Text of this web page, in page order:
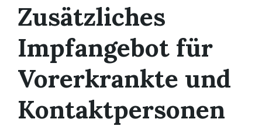
Zusätzliches
Impfangebot für
Vorerkrankte und
Kontaktpersonen